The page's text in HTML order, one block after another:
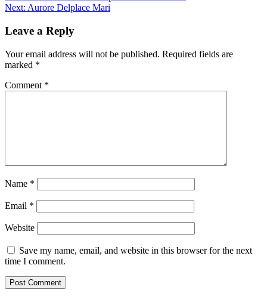
Next: Aurore Delplace Mari
Leave a Reply
Your email address will not be published. Required fields are
marked *
Comment *
Name *
Email *
Website
Save my name, email, and website in this browser for the next
time I comment.